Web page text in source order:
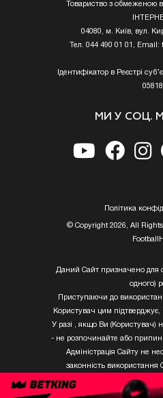
Товариство з обмеженою
04080, м. Київ, вул.
Тел. 044 490 01 01, Email:
Ідентифікатор в Реєстрі
05818
МИ У СОЦ.
Полiтика
© Copyright 2026, All
Даний Сайт призначено для
одного)
Приступаючи до
Користувач цим підтверджує,
У разі , якщо Ви (Користувач)
- не розпочинайте або
Адміністрація Сайту не
законність використання
Користувачем, який не